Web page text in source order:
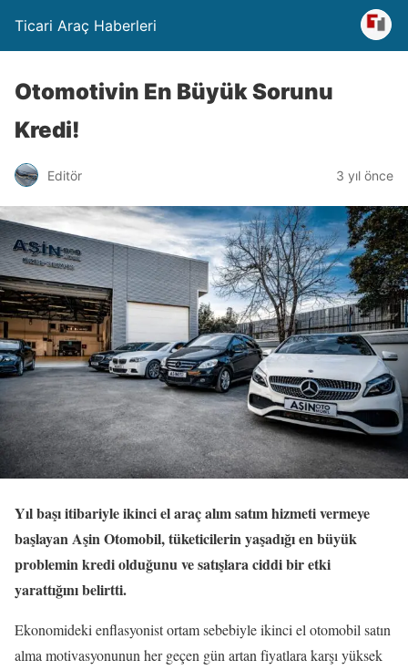
Ticari Araç Haberleri
Otomotivin En Büyük Sorunu
Kredi!
Editör 3 yıl önce
Yıl başı itibariyle ikinci el araç alım satım hizmeti vermeye
başlayan Aşin Otomobil, tüketicilerin yaşadığı en büyük
problemin kredi olduğunu ve satışlara ciddi bir etki
yarattığını belirtti.
Ekonomideki enflasyonist ortam sebebiyle ikinci el otomobil satın
alma motivasyonunun her geçen gün artan fiyatlara karşı yüksek